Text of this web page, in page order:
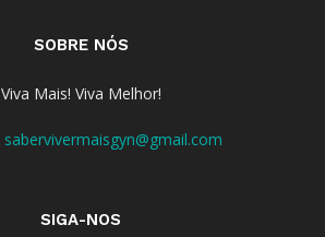
SOBRE NÓS
Viva Mais! Viva Melhor!
sabervivermaisgyn@gmail.com
SIGA-NOS